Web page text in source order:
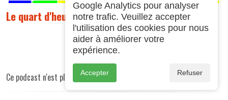
Le quart d'heure Angevin du 30 11 2019
Ce podcast n'est plus disponible 2019-11-30-14-00.mp3
Google Analytics pour analyser
notre trafic. Veuillez accepter
l'utilisation des cookies pour nous
aider à améliorer votre
expérience.
Accepter Refuser